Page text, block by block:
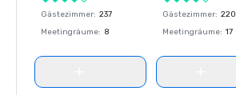
Gästezimmer: 237
Meetingräume: 8
Gästezimmer: 220
Meetingräume: 17